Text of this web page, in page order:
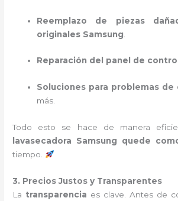
Reemplazo de piezas
originales Samsung
Reparación del panel de control
Soluciones para problemas de
más.
Todo esto se hace de manera
lavasecadora Samsung quede
tiempo.
3. Precios Justos y Transparentes
La transparencia es clave. Antes de